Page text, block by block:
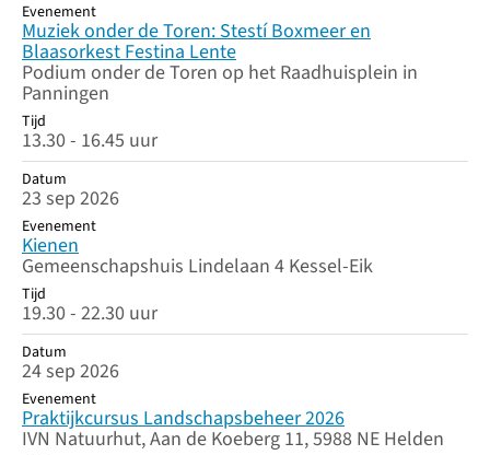
Evenement
Muziek onder de Toren: Stestí Boxmeer en
Blaasorkest Festina Lente
Podium onder de Toren op het Raadhuisplein in
Panningen
Tijd
13.30 - 16.45 uur
Datum
23 sep 2026
Evenement
Kienen
Gemeenschapshuis Lindelaan 4 Kessel-Eik
Tijd
19.30 - 22.30 uur
Datum
24 sep 2026
Evenement
Praktijkcursus Landschapsbeheer 2026
IVN Natuurhut, Aan de Koeberg 11, 5988 NE Helden